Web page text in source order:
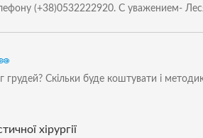
(+38)0532222920. С уважением-
грудей? Скільки буде коштувати і
хірургії